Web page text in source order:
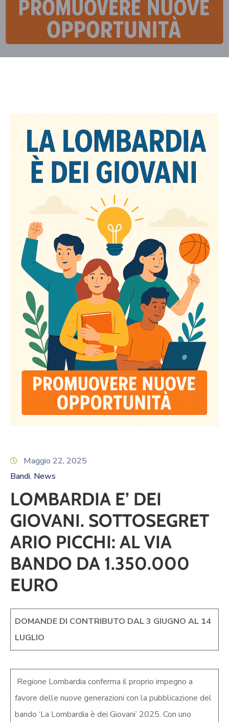
Imprese
Invitalia
Maggio 22, 2025
Bandi‚ News
LOMBARDIA E’ DEI
GIOVANI. SOTTOSEGRET
ARIO PICCHI: AL VIA
BANDO DA 1.350.000
EURO
DOMANDE DI CONTRIBUTO DAL 3 GIUGNO AL 14
LUGLIO
Regione Lombardia conferma il proprio impegno a
favore delle nuove generazioni con la pubblicazione del
bando ‘La Lombardia è dei Giovani’ 2025. Con uno